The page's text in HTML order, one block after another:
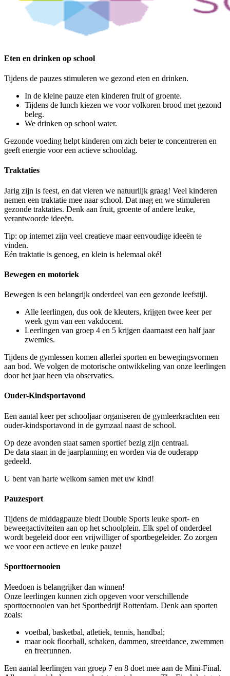
Eten en drinken op school
Tijdens de pauzes stimuleren we gezond eten en drinken.
In de kleine pauze eten kinderen fruit of groente.
Tijdens de lunch kiezen we voor volkoren brood met gezond
beleg.
We drinken op school water.
Gezonde voeding helpt kinderen om zich beter te concentreren en
geeft energie voor een actieve schooldag.
Traktaties
Jarig zijn is feest, en dat vieren we natuurlijk graag! Veel kinderen
nemen een traktatie mee naar school. Dat mag en we stimuleren
gezonde traktaties. Denk aan fruit, groente of andere leuke,
verantwoorde ideeën.
Tip: op internet zijn veel creatieve maar eenvoudige ideeën te
vinden.
Eén traktatie is genoeg, en klein is helemaal oké!
Bewegen en motoriek
Bewegen is een belangrijk onderdeel van een gezonde leefstijl.
Alle leerlingen, dus ook de kleuters, krijgen twee keer per
week gym van een vakdocent.
Leerlingen van groep 4 en 5 krijgen daarnaast een half jaar
zwemles.
Tijdens de gymlessen komen allerlei sporten en bewegingsvormen
aan bod. We volgen de motorische ontwikkeling van onze leerlingen
door het jaar heen via observaties.
Ouder-Kindsportavond
Een aantal keer per schooljaar organiseren de gymleerkrachten een
ouder-kindsportavond in de gymzaal naast de school.
Op deze avonden staat samen sportief bezig zijn centraal.
De data staan in de jaarplanning en worden via de ouderapp
gedeeld.
U bent van harte welkom samen met uw kind!
Pauzesport
Tijdens de middagpauze biedt Double Sports leuke sport- en
beweegactiviteiten aan op het schoolplein. Elk spel of onderdeel
wordt begeleid door een vrijwilliger of sportbegeleider. Zo zorgen
we voor een actieve en leuke pauze!
Sporttoernooien
Meedoen is belangrijker dan winnen!
Onze leerlingen kunnen zich opgeven voor verschillende
sporttoernooien van het Sportbedrijf Rotterdam. Denk aan sporten
zoals:
voetbal, basketbal, atletiek, tennis, handbal;
maar ook floorball, schaken, dammen, streetdance, zwemmen
en freerunnen.
Een aantal leerlingen van groep 7 en 8 doet mee aan de Mini-Final.